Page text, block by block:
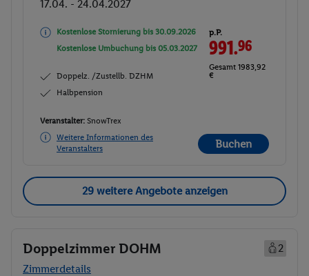
17.04. - 24.04.2027
Kostenlose Stornierung bis 30.09.2026
Kostenlose Umbuchung bis 05.03.2027
Doppelz. /Zustellb. DZHM
Halbpension
p.P.
991.96
Gesamt 1983,92
€
Veranstalter: SnowTrex
Weitere Informationen des
Veranstalters
Buchen
29 weitere Angebote anzeigen
Doppelzimmer DOHM
2
Zimmerdetails